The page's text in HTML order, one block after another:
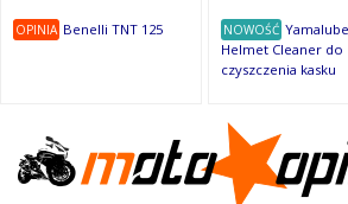
OPINIA Benelli TNT 125 NOWOŚĆ
Helmet Cleaner do
czyszczenia kasku